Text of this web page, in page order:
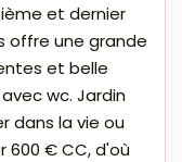
et dernier
offre une grande
et belle
wc. Jardin
dans la vie ou
600 € CC, d'où